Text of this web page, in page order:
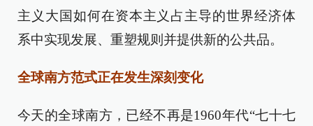
主义大国如何在资本主义占主导的世界经济体
系中实现发展、重塑规则并提供新的公共品。
全球南方范式正在发生深刻变化
今天的全球南方，已经不再是1960年代“七十七